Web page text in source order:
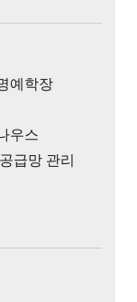
예학장
우스
급망 관리